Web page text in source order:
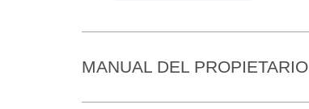
MANUAL DEL PROPIETARIO